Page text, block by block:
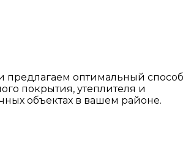
предлагаем оптимальный способ
покрытия, утеплителя и
объектах в вашем районе.